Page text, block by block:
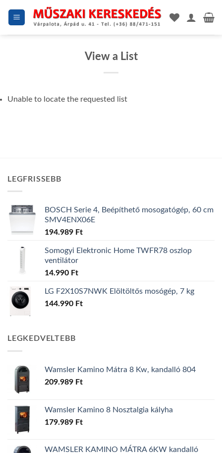
View a List
Unable to locate the requested list
LEGFRISSEBB
BOSCH Serie 4, Beépíthető mosogatógép, 60 cm
SMV4ENX06E
194.989 Ft
Somogyi Elektronic Home TWFR78 oszlop
ventilátor
14.990 Ft
LG F2X10S7NWK Elöltöltős mosógép, 7 kg
144.990 Ft
LEGKEDVELTEBB
Wamsler Kamino Mátra 8 Kw, kandalló 804
209.989 Ft
Wamsler Kamino 8 Nosztalgia kályha
179.989 Ft
WAMSLER KAMINO MÁTRA 6KW kandalló